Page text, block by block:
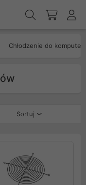
Chłodzenie do
Sortuj